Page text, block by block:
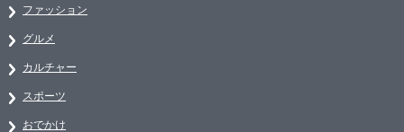
ファッション
グルメ
カルチャー
スポーツ
おでかけ